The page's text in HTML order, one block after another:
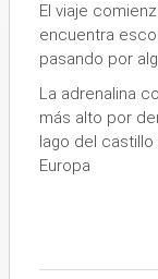
El viaje
encuentra
pasando por
La adrenalina
más alto por
lago del
Europa